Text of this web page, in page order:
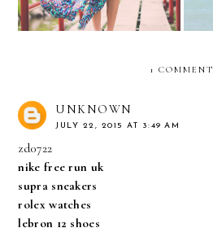
1 COMMENT
UNKNOWN
JULY 22, 2015 AT 3:49 AM
zd0722
nike free run uk
supra sneakers
rolex watches
lebron 12 shoes